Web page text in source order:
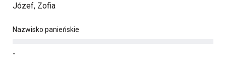
Józef, Zofia
Nazwisko panieńskie
-